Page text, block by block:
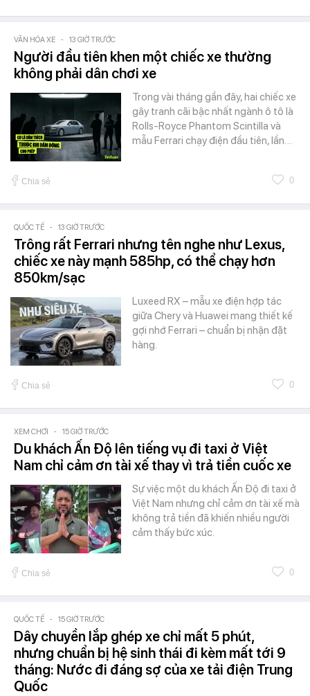
VĂN HÓA XE - 13 GIỜ TRƯỚC
Người đầu tiên khen một chiếc xe thường
không phải dân chơi xe
Trong vài tháng gần đây, hai chiếc xe
gây tranh cãi bậc nhất ngành ô tô là
Rolls-Royce Phantom Scintilla và
mẫu Ferrari chạy điện đầu tiên, lần…
Chia sẻ 0
QUỐC TẾ - 13 GIỜ TRƯỚC
Trông rất Ferrari nhưng tên nghe như Lexus,
chiếc xe này mạnh 585hp, có thể chạy hơn
850km/sạc
Luxeed RX – mẫu xe điện hợp tác
giữa Chery và Huawei mang thiết kế
gợi nhớ Ferrari – chuẩn bị nhận đặt
hàng.
Chia sẻ 0
XEM CHƠI - 15 GIỜ TRƯỚC
Du khách Ấn Độ lên tiếng vụ đi taxi ở Việt
Nam chỉ cảm ơn tài xế thay vì trả tiền cuốc xe
Sự việc một du khách Ấn Độ đi taxi ở
Việt Nam nhưng chỉ cảm ơn tài xế mà
không trả tiền đã khiến nhiều người
cảm thấy bức xúc.
Chia sẻ 0
QUỐC TẾ - 15 GIỜ TRƯỚC
Dây chuyền lắp ghép xe chỉ mất 5 phút,
nhưng chuẩn bị hệ sinh thái đi kèm mất tới 9
tháng: Nước đi đáng sợ của xe tải điện Trung
Quốc